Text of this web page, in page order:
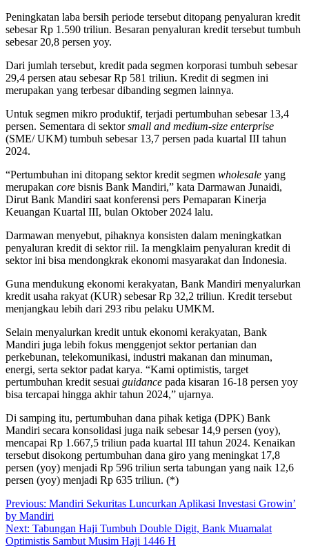
Peningkatan laba bersih periode tersebut ditopang penyaluran kredit
sebesar Rp 1.590 triliun. Besaran penyaluran kredit tersebut tumbuh
sebesar 20,8 persen yoy.
Dari jumlah tersebut, kredit pada segmen korporasi tumbuh sebesar
29,4 persen atau sebesar Rp 581 triliun. Kredit di segmen ini
merupakan yang terbesar dibanding segmen lainnya.
Untuk segmen mikro produktif, terjadi pertumbuhan sebesar 13,4
persen. Sementara di sektorsmall and medium-size enterprise
(SME/ UKM) tumbuh sebesar 13,7 persen pada kuartal III tahun
2024.
“Pertumbuhan ini ditopang sektor kredit segmen wholesale yang
merupakan core bisnis Bank Mandiri,” kata Darmawan Junaidi,
Dirut Bank Mandiri saat konferensi pers Pemaparan Kinerja
Keuangan Kuartal III, bulan Oktober 2024 lalu.
Darmawan menyebut, pihaknya konsisten dalam meningkatkan
penyaluran kredit di sektor riil. Ia mengklaim penyaluran kredit di
sektor ini bisa mendongkrak ekonomi masyarakat dan Indonesia.
Guna mendukung ekonomi kerakyatan, Bank Mandiri menyalurkan
kredit usaha rakyat (KUR) sebesar Rp 32,2 triliun. Kredit tersebut
menjangkau lebih dari 293 ribu pelaku UMKM.
Selain menyalurkan kredit untuk ekonomi kerakyatan, Bank
Mandiri juga lebih fokus menggenjot sektor pertanian dan
perkebunan, telekomunikasi, industri makanan dan minuman,
energi, serta sektor padat karya. “Kami optimistis, target
pertumbuhan kredit sesuai guidance pada kisaran 16-18 persen yoy
bisa tercapai hingga akhir tahun 2024,” ujarnya.
Di samping itu, pertumbuhan dana pihak ketiga (DPK) Bank
Mandiri secara konsolidasi juga naik sebesar 14,9 persen (yoy),
mencapai Rp 1.667,5 triliun pada kuartal III tahun 2024. Kenaikan
tersebut disokong pertumbuhan dana giro yang meningkat 17,8
persen (yoy) menjadi Rp 596 triliun serta tabungan yang naik 12,6
persen (yoy) menjadi Rp 635 triliun. (*)
Post
navigation
Previous: Mandiri Sekuritas Luncurkan Aplikasi Investasi Growin’
by Mandiri
Next: Tabungan Haji Tumbuh Double Digit, Bank Muamalat
Optimistis Sambut Musim Haji 1446 H